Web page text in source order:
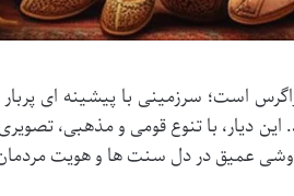
است؛ سرزمینی با پیشینه ای
با تنوع قومی و مذهبی، تصویری
عمیق در دل سنت ها و هویت